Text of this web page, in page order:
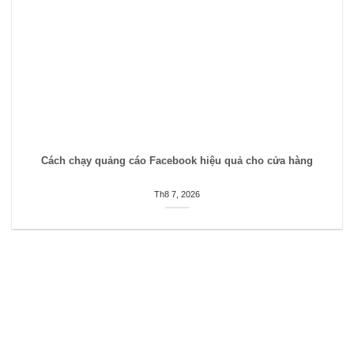
Cách chạy quảng cáo Facebook hiệu quả cho cửa hàng
Th8 7, 2026